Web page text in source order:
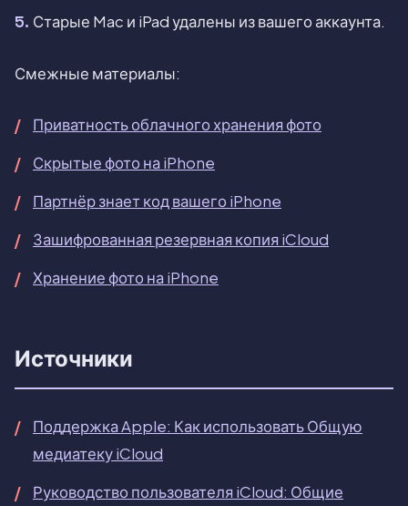
Старые Mac и iPad удалены из вашего аккаунта.
Смежные материалы:
Приватность облачного хранения фото
Скрытые фото на iPhone
Партнёр знает код вашего iPhone
Зашифрованная резервная копия iCloud
Хранение фото на iPhone
Источники
Поддержка Apple: Как использовать Общую
медиатеку iCloud
Руководство пользователя iCloud: Общие